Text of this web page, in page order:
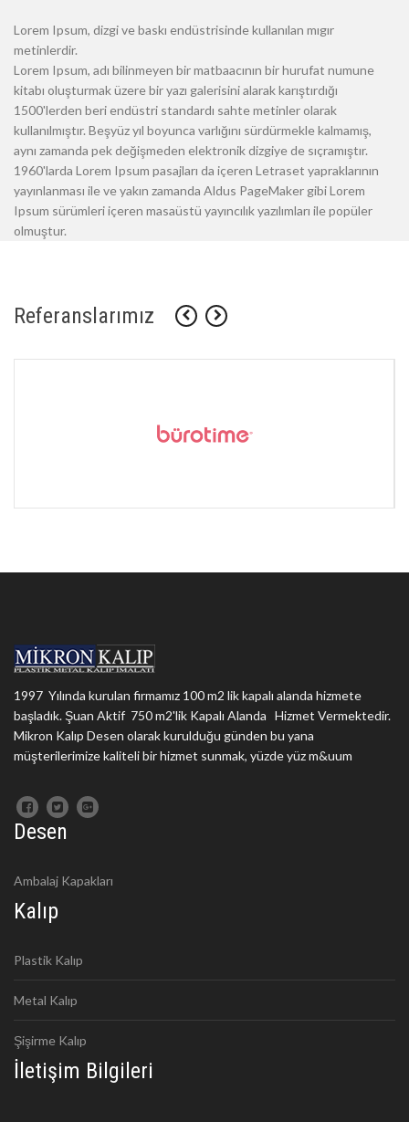
Lorem Ipsum, dizgi ve baskı endüstrisinde kullanılan mıgır
metinlerdir.
Lorem Ipsum, adı bilinmeyen bir matbaacının bir hurufat numune
kitabı oluşturmak üzere bir yazı galerisini alarak karıştırdığı
1500'lerden beri endüstri standardı sahte metinler olarak
kullanılmıştır. Beşyüz yıl boyunca varlığını sürdürmekle kalmamış,
aynı zamanda pek değişmeden elektronik dizgiye de sıçramıştır.
1960'larda Lorem Ipsum pasajları da içeren Letraset yapraklarının
yayınlanması ile ve yakın zamanda Aldus PageMaker gibi Lorem
Ipsum sürümleri içeren masaüstü yayıncılık yazılımları ile popüler
olmuştur.
Referanslarımız
1997 Yılında kurulan firmamız 100 m2 lik kapalı alanda hizmete
başladık. Şuan Aktif 750 m2'lik Kapalı Alanda Hizmet Vermektedir.
Mikron Kalıp Desen olarak kurulduğu günden bu yana
müşterilerimize kaliteli bir hizmet sunmak, yüzde yüz m&uum
Desen
Ambalaj Kapakları
Kalıp
Plastik Kalıp
Metal Kalıp
Şişirme Kalıp
İletişim Bilgileri